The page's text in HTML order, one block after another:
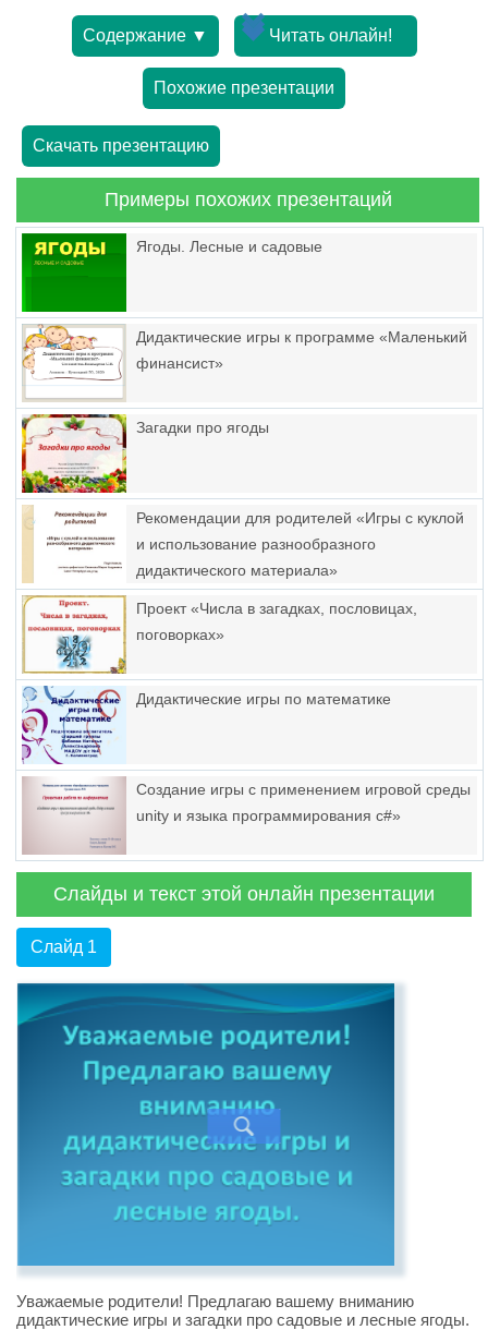
Содержание ▼ Читать онлайн!
Похожие презентации
Скачать презентацию
Примеры похожих презентаций
Ягоды. Лесные и садовые
Дидактические игры к программе «Маленький
финансист»
Загадки про ягоды
Рекомендации для родителей «Игры с куклой
и использование разнообразного
дидактического материала»
Проект «Числа в загадках, пословицах,
поговорках»
Дидактические игры по математике
Создание игры с применением игровой среды
unity и языка программирования c#»
Слайды и текст этой онлайн презентации
Слайд 1
Уважаемые родители! Предлагаю вашему вниманию
дидактические игры и загадки про садовые и лесные ягоды.